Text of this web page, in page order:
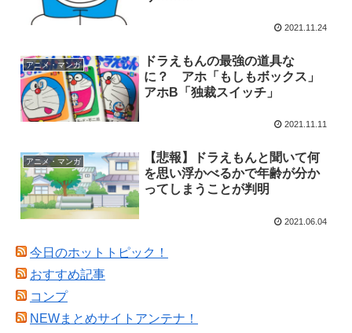
2021.11.24
アニメ・マンガ
ドラえもんの最強の道具な
に？ アホ「もしもボックス」
アホB「独裁スイッチ」
2021.11.11
アニメ・マンガ
【悲報】ドラえもんと聞いて何
を思い浮かべるかで年齢が分か
ってしまうことが判明
2021.06.04
今日のホットトピック！
おすすめ記事
コンプ
NEWまとめサイトアンテナ！